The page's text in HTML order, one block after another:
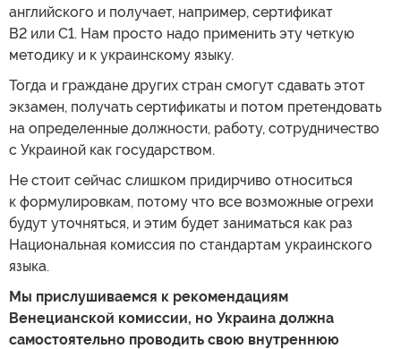
английского и получает, например, сертификат
B2 или С1. Нам просто надо применить эту четкую
методику и к украинскому языку.
Тогда и граждане других стран смогут сдавать этот
экзамен, получать сертификаты и потом претендовать
на определенные должности, работу, сотрудничество
с Украиной как государством.
Не стоит сейчас слишком придирчиво относиться
к формулировкам, потому что все возможные огрехи
будут уточняться, и этим будет заниматься как раз
Национальная комиссия по стандартам украинского
языка.
Мы прислушиваемся к рекомендациям
Венецианской комиссии, но Украина должна
самостоятельно проводить свою внутреннюю